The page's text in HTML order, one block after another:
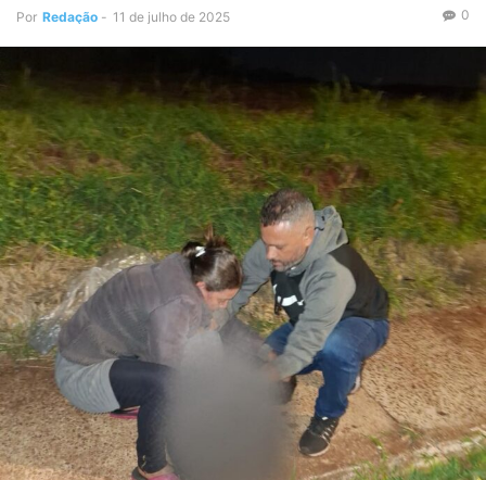
Por Redação - 11 de julho de 2025 0